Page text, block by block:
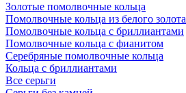
Золотые помолвочные кольца
Помолвочные кольца из белого золота
Помолвочные кольца с бриллиантами
Помолвочные кольца с фианитом
Серебряные помолвочные кольца
Кольца с бриллиантами
Все серьги